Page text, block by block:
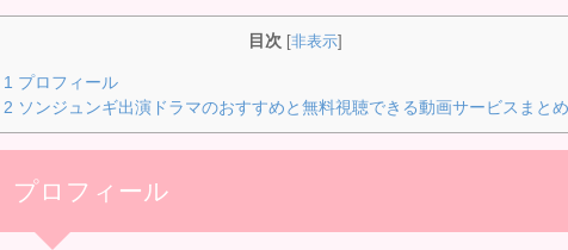
目次 [非表示]
1 プロフィール
2 ソンジュンギ出演ドラマのおすすめと無料視聴できる動画サービスまと
プロフィール